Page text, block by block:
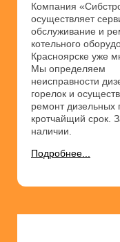
Компания
осуществляет
обслуживание и
котельного
Красноярске уже
Мы определяем
неисправности
горелок и
ремонт дизельных
кротчайщий срок.
наличии.
Подробнее...